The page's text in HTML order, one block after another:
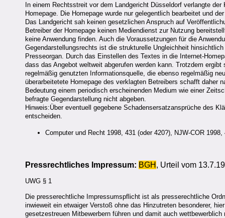
In einem Rechtsstreit vor dem Landgericht Düsseldorf verlangte
Homepage. Die Homepage wurde nur gelegentlich bearbeitet und
Das Landgericht sah keinen gesetzlichen Anspruch auf
Betreiber der Homepage keinen Mediendienst zur Nutzung
keine Anwendung finden. Auch die Voraussetzungen für die
Gegendarstellungsrechts ist die strukturelle Ungleichheit
Presseorgan. Durch das Einstellen des Textes in die Internet-
dass das Angebot weltweit abgerufen werden kann. Trotzdem
regelmäßig genutzten Informationsquelle, die ebenso regelmäßig
überarbeitetete Homepage des verklagten Betreibers schafft daher
Bedeutung einem periodisch erscheinenden Medium wie einer
befragte Gegendarstellung nicht abgeben.
Hinweis:Über eventuell gegebene Schadensersatzansprüche des
entscheiden.
Computer und Recht 1998, 431 (oder 420?), NJW-COR 1998,
Pressrechtliches Impressum: BGH , Urteil vom
UWG § 1
Die presserechtliche Impressumspflicht ist als presserechtliche
inwieweit ein etwaiger Verstoß ohne das Hinzutreten besonderer,
gesetzestreuen Mitbewerbern führen und damit auch